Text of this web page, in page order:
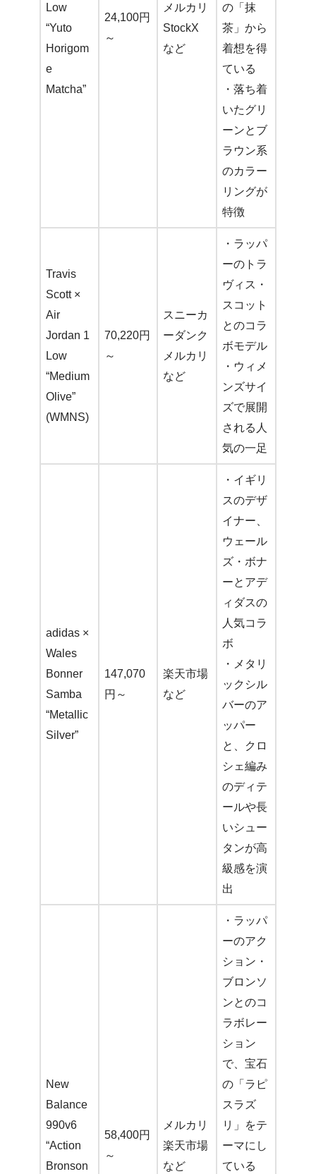
Low
“Yuto
Horigom
e
Matcha”
24,100円
～
メルカリ
StockX
など
の「抹
茶」から
着想を得
ている
・落ち着
いたグリ
ーンとブ
ラウン系
のカラー
リングが
特徴
Travis
Scott ×
Air
Jordan 1
Low
“Medium
Olive”
(WMNS)
70,220円
～
スニーカ
ーダンク
メルカリ
など
・ラッパ
ーのトラ
ヴィス・
スコット
とのコラ
ボモデル
・ウィメ
ンズサイ
ズで展開
される人
気の一足
adidas ×
Wales
Bonner
Samba
“Metallic
Silver”
147,070
円～
楽天市場
など
・イギリ
スのデザ
イナー、
ウェール
ズ・ボナ
ーとアデ
ィダスの
人気コラ
ボ
・メタリ
ックシル
バーのア
ッパー
と、クロ
シェ編み
のディテ
ールや長
いシュー
タンが高
級感を演
出
New
Balance
990v6
“Action
Bronson
58,400円
～
メルカリ
楽天市場
など
・ラッパ
ーのアク
ション・
ブロンソ
ンとのコ
ラボレー
ション
で、宝石
の「ラピ
スラズ
リ」をテ
ーマにし
ている